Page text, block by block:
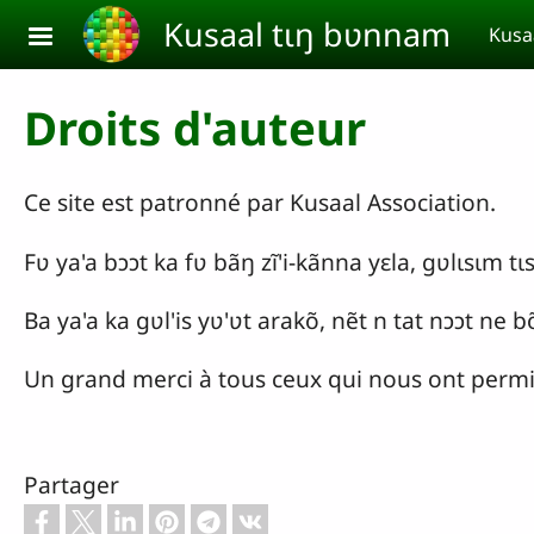
Aller au contenu principalKusaal tɩŋ bʋnnam
Droits d'auteur
Ce site est patronné par Kusaal Association.
Fʋ ya'a bɔɔt ka fʋ bãŋ zĩ'i-kãnna yɛla,
Ba ya'a ka gʋl'is yʋ'ʋt arakõ, nẽt n tat nɔɔt ne
Un grand merci à tous ceux qui nous ont
Partager